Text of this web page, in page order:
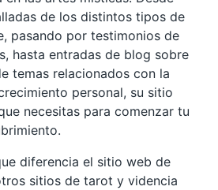
de los distintos tipos de
pasando por testimonios de
hasta entradas de blog sobre
temas relacionados con la
personal, su sitio
necesitas para comenzar tu
diferencia el sitio web de
sitios de tarot y videncia